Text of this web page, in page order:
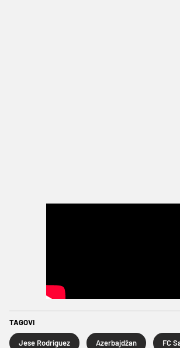
TAGOVI
Jese Rodriguez Azerbajdžan FC